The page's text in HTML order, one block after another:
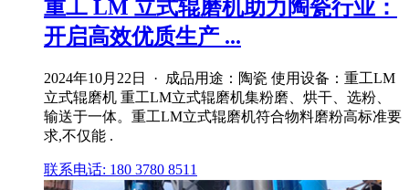
重工 LM 立式辊磨机助力陶瓷行业：
开启高效优质生产 ...
2024年10月22日 · 成品用途：陶瓷 使用设备：重工LM
立式辊磨机 重工LM立式辊磨机集粉磨、烘干、选粉、
输送于一体。重工LM立式辊磨机符合物料磨粉高标准要
求,不仅能 .
联系电话: 180 3780 8511